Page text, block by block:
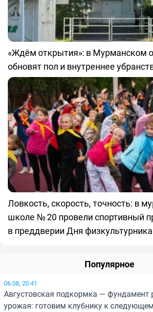
«Ждём открытия»: в Мурманском
обновят пол и внутреннее
Ловкость, скорость, точность: в
школе № 20 провели спортивный
в преддверии Дня физкультурника
Популярное
06.08, 20:41
Августовская подкормка — фундамент
урожая: готовим клубнику к